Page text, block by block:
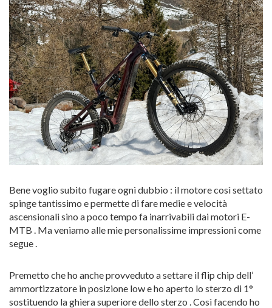
Bene voglio subito fugare ogni dubbio : il motore così settato
spinge tantissimo e permette di fare medie e velocità
ascensionali sino a poco tempo fa inarrivabili dai motori E-
MTB . Ma veniamo alle mie personalissime impressioni come
segue .
Premetto che ho anche provveduto a settare il flip chip dell’
ammortizzatore in posizione low e ho aperto lo sterzo di 1°
sostituendo la ghiera superiore dello sterzo . Così facendo ho